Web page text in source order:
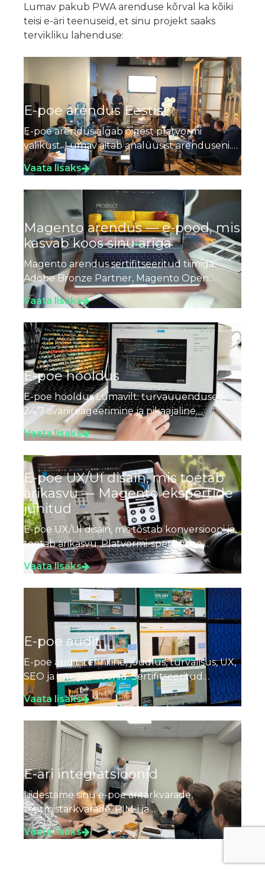
Lumav pakub PWA arenduse kõrval ka kõiki
teisi e-äri teenuseid, et sinu projekt saaks
tervikliku lahenduse:
E-poe arendus Eestis
E-poe arendus algab õigest platvormi
valikust. Lumav aitab analüüsist arenduseni.
E-poe arendus Eestis - õige platvorm ja
partner
Vaata lisaks
Magento arendus — e-pood, mis
kasvab koos sinu äriga
Magento arendus sertifitseeritud tiimiga.
Adobe Bronze Partner, Magento Open
Source ja Adobe Commerce. Standard, Hyvä,
Vue Storefront, PWA.
Vaata lisaks
E-poe hooldus
E-poe hooldus Lumavilt: turvauuendused,
24/7 avariireageerimine ja pikaajaline
arendusplaan. Sertifitseeritud tiim, Magento
kogemus aastast 2009. Küsi pakkumist.
Vaata lisaks
E-poe UX/UI disain, mis toetab
ärikasvu — Magento ekspertide
juhitud
E-poe UX/UI disain, mis tõstab konversiooni ja
toetab ärikasvu. Platvormi-spetsiifiline
disainiteadmus ja pikaajaline e-äri kogemus.
Vaata projekte.
Vaata lisaks
E-poe audit
E-poe audit: tehniline, jõudlus, turvalisus, UX,
SEO ja integratsioonid. Sertifitseeritud
arendajad, kogemus alates 2009. Küsi
pakkumist.
Vaata lisaks
E-äri integratsioonid
Liidestame sinu e-poe äritarkvarade,
tootmistarkvarade, PIM-i ja
turundusplatvormidega. Erply Gold Partner.
Sertifitseeritud tiim. Vaata meie kogemust.
Vaata lisaks